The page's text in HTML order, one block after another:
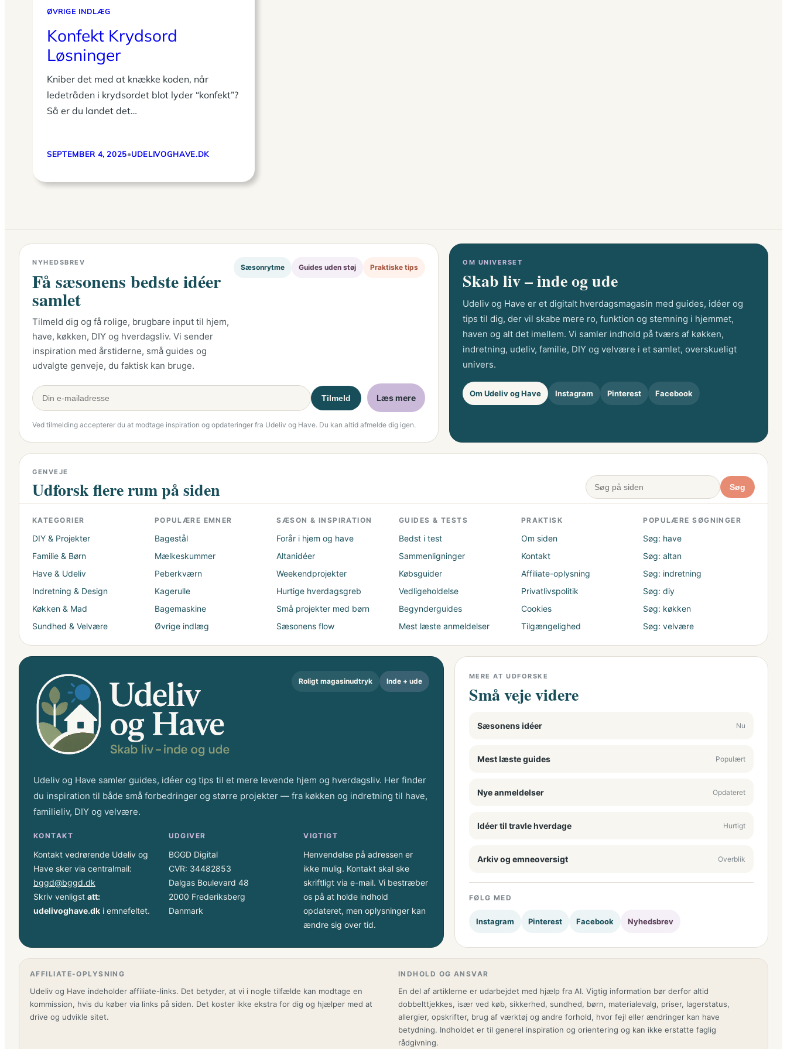
ØVRIGE INDLÆG
Konfekt Krydsord
Løsninger
Kniber det med at knække koden, når
ledetråden i krydsordet blot lyder “konfekt”?
Så er du landet det…
SEPTEMBER 4, 2025•UDELIVOGHAVE.DK
NYHEDSBREV
Få sæsonens bedste idéer
samlet
Tilmeld dig og få rolige, brugbare input til hjem,
have, køkken, DIY og hverdagsliv. Vi sender
inspiration med årstiderne, små guides og
udvalgte genveje, du faktisk kan bruge.
Sæsonrytme Guides uden støj Praktiske tips
Tilmeld Læs mere
Ved tilmelding accepterer du at modtage inspiration og opdateringer fra Udeliv og Have. Du kan altid afmelde dig igen.
OM UNIVERSET
Skab liv – inde og ude
Udeliv og Have er et digitalt hverdagsmagasin med guides, idéer og
tips til dig, der vil skabe mere ro, funktion og stemning i hjemmet,
haven og alt det imellem. Vi samler indhold på tværs af køkken,
indretning, udeliv, familie, DIY og velvære i et samlet, overskueligt
univers.
Om Udeliv og Have Instagram Pinterest Facebook
GENVEJE
Udforsk flere rum på siden Søg
KATEGORIER
DIY & Projekter
Familie & Børn
Have & Udeliv
Indretning & Design
Køkken & Mad
Sundhed & Velvære
POPULÆRE EMNER
Bagestål
Mælkeskummer
Peberkværn
Kagerulle
Bagemaskine
Øvrige indlæg
SÆSON & INSPIRATION
Forår i hjem og have
Altanidéer
Weekendprojekter
Hurtige hverdagsgreb
Små projekter med børn
Sæsonens flow
GUIDES & TESTS
Bedst i test
Sammenligninger
Købsguider
Vedligeholdelse
Begynderguides
Mest læste anmeldelser
PRAKTISK
Om siden
Kontakt
Affiliate-oplysning
Privatlivspolitik
Cookies
Tilgængelighed
POPULÆRE SØGNINGER
Søg: have
Søg: altan
Søg: indretning
Søg: diy
Søg: køkken
Søg: velvære
Roligt magasinudtryk Inde + ude
Udeliv og Have samler guides, idéer og tips til et mere levende hjem og hverdagsliv. Her finder
du inspiration til både små forbedringer og større projekter — fra køkken og indretning til have,
familieliv, DIY og velvære.
KONTAKT
Kontakt vedrørende Udeliv og
Have sker via centralmail:
bggd@bggd.dk
Skriv venligst att:
udelivoghave.dk i emnefeltet.
UDGIVER
BGGD Digital
CVR: 34482853
Dalgas Boulevard 48
2000 Frederiksberg
Danmark
VIGTIGT
Henvendelse på adressen er
ikke mulig. Kontakt skal ske
skriftligt via e-mail. Vi bestræber
os på at holde indhold
opdateret, men oplysninger kan
ændre sig over tid.
MERE AT UDFORSKE
Små veje videre
Sæsonens idéer Nu
Mest læste guides Populært
Nye anmeldelser Opdateret
Idéer til travle hverdage Hurtigt
Arkiv og emneoversigt Overblik
FØLG MED
Instagram Pinterest Facebook Nyhedsbrev
AFFILIATE-OPLYSNING
Udeliv og Have indeholder affiliate-links. Det betyder, at vi i nogle tilfælde kan modtage en
kommission, hvis du køber via links på siden. Det koster ikke ekstra for dig og hjælper med at
drive og udvikle sitet.
INDHOLD OG ANSVAR
En del af artiklerne er udarbejdet med hjælp fra AI. Vigtig information bør derfor altid
dobbelttjekkes, især ved køb, sikkerhed, sundhed, børn, materialevalg, priser, lagerstatus,
allergier, opskrifter, brug af værktøj og andre forhold, hvor fejl eller ændringer kan have
betydning. Indholdet er til generel inspiration og orientering og kan ikke erstatte faglig
rådgivning.